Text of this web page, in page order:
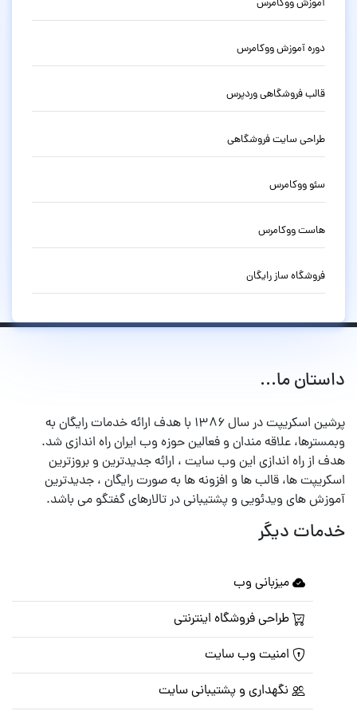
آموزش ووکامرس
دوره آموزش ووکامرس
قالب فروشگاهی وردپرس
طراحی سایت فروشگاهی
سئو ووکامرس
هاست ووکامرس
فروشگاه ساز رایگان
داستان ما...
پرشین اسکریپت در سال ۱۳۸۶ با هدف ارائه خدمات رایگان به
وبمسترها، علاقه مندان و فعالین حوزه وب ایران راه اندازی شد.
هدف از راه اندازی این وب سایت ، ارائه جدیدترین و بروزترین
اسکریپت ها، قالب ها و افزونه ها به صورت رایگان ، جدیدترین
آموزش های ویدئویی و پشتیبانی در تالارهای گفتگو می باشد.
خدمات دیگر
میزبانی وب
طراحی فروشگاه اینترنتی
امنیت وب سایت
نگهداری و پشتیبانی سایت